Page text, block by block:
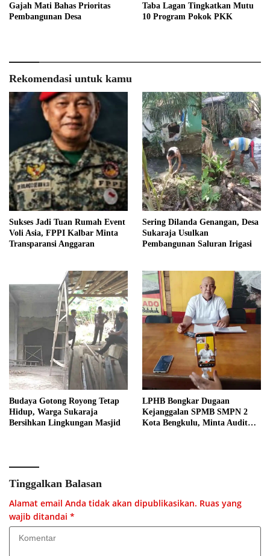
Gajah Mati Bahas Prioritas
Pembangunan Desa
Taba Lagan Tingkatkan Mutu
10 Program Pokok PKK
Rekomendasi untuk kamu
Sukses Jadi Tuan Rumah Event
Voli Asia, FPPI Kalbar Minta
Transparansi Anggaran
Sering Dilanda Genangan, Desa
Sukaraja Usulkan
Pembangunan Saluran Irigasi
Budaya Gotong Royong Tetap
Hidup, Warga Sukaraja
Bersihkan Lingkungan Masjid
LPHB Bongkar Dugaan
Kejanggalan SPMB SMPN 2
Kota Bengkulu, Minta Audit
Tinggalkan Balasan
Alamat email Anda tidak akan dipublikasikan. Ruas yang
wajib ditandai *